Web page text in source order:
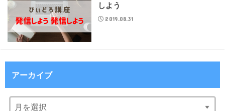
しよう
2019.08.31
アーカイブ